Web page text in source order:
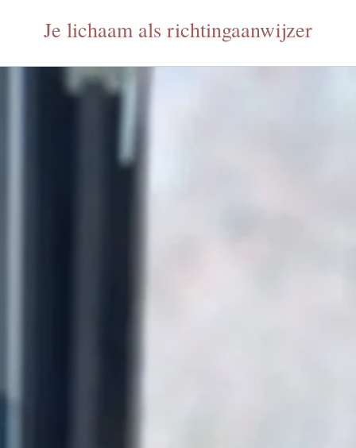
Je lichaam als richtingaanwijzer